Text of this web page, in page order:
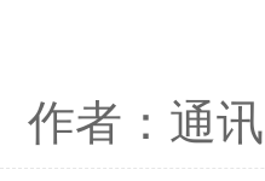
作者：通